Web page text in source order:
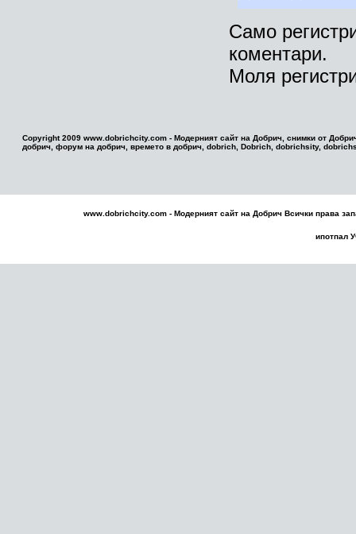
Само
коментари.
Моля
Copyright 2009 www.dobrichcity.com - Модерният сайт на Добрич, снимки от
добрич, форум на добрич, времето в добрич, dobrich, Dobrich, dobrichsity,
www.dobrichcity.com - Модерният сайт на Добрич Всички права
ипотпал